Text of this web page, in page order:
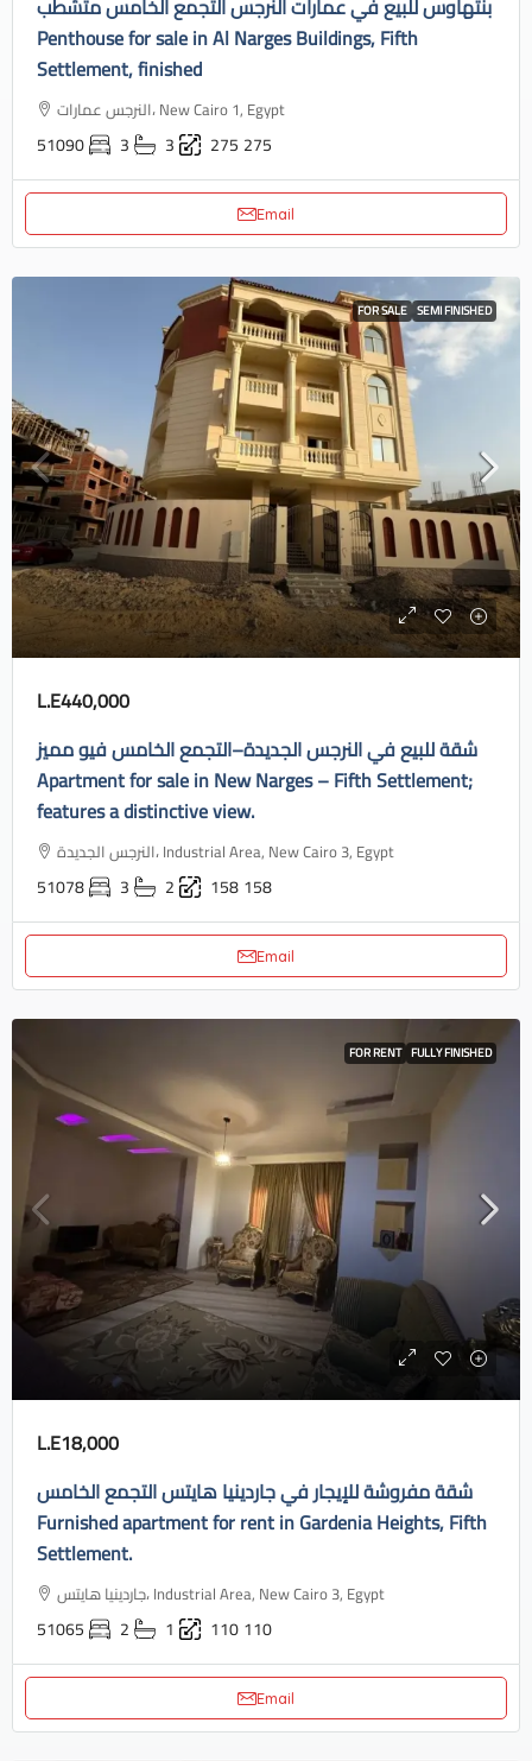
بنتهاوس للبيع في عمارات النرجس التجمع الخامس متشطب
Penthouse for sale in Al Narges Buildings, Fifth
Settlement, finished
النرجس عمارات، New Cairo 1, Egypt
51090 3 3 275 275
Email
FOR SALE SEMI FINISHED
L.E440,000
شقة للبيع في النرجس الجديدة–التجمع الخامس فيو مميز
Apartment for sale in New Narges – Fifth Settlement;
features a distinctive view.
النرجس الجديدة، Industrial Area, New Cairo 3, Egypt
51078 3 2 158158
Email
FOR RENT FULLY FINISHED
L.E18,000
شقة مفروشة للإيجار في جاردينيا هايتس التجمع الخامس
Furnished apartment for rent in Gardenia Heights, Fifth
Settlement.
جاردينيا هايتس، Industrial Area, New Cairo 3, Egypt
51065 2 1 110110
Email